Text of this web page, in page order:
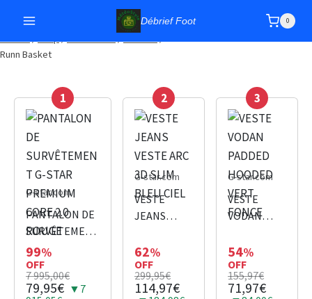
Débrief Foot 0
Runn Basket
1
G-star.com
PANTALON DE
SURVÊTEMENT
G-STAR
PREMIUM
CORE 2.0
99%
OFF
7 995,00€
79,95€ ▼7
2
G-star.com
VESTE
JEANS
3D SLIM
BLEU CIEL
62%
OFF
299,95€
114,97€
3
G-star.com
VESTE
VODAN
HOODED
VERT
FONCE
54%
OFF
155,97€
71,97€